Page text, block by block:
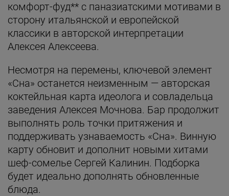
комфорт-фуд** с паназиатскими мотивами в
сторону итальянской и европейской
классики в авторской интерпретации
Алексея Алексеева.
Несмотря на перемены, ключевой элемент
«Сна» останется неизменным — авторская
коктейльная карта идеолога и совладельца
заведения Алексея Мочнова. Бар продолжит
выполнять роль точки притяжения и
поддерживать узнаваемость «Сна». Винную
карту обновит и дополнит новыми хитами
шеф-сомелье Сергей Калинин. Подборка
будет идеально дополнять обновленные
блюда.